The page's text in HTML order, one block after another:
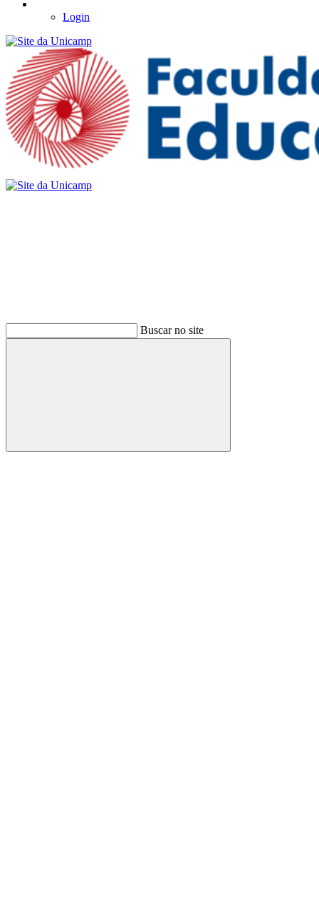
Login
Buscar no site
Buscar